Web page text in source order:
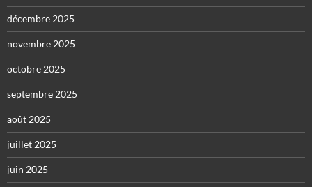
décembre 2025
novembre 2025
octobre 2025
septembre 2025
août 2025
juillet 2025
juin 2025